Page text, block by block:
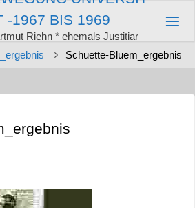
-1967 BIS 1969
Riehn * ehemals Justitiar
Schuette-Bluem_ergebnis